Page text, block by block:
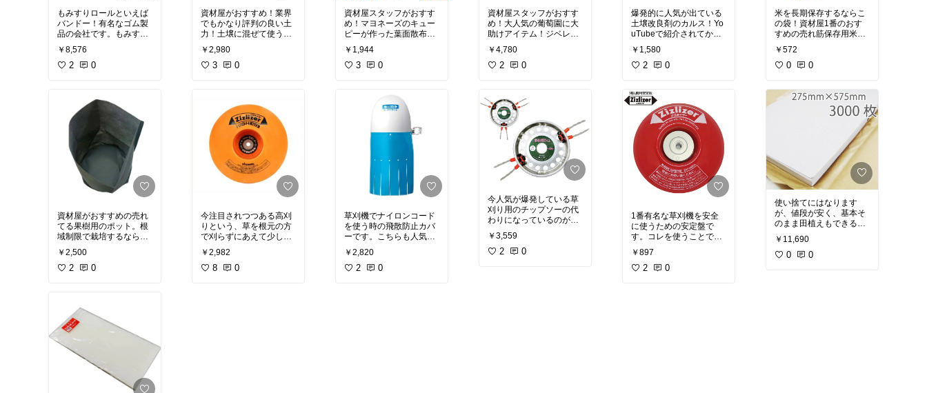
もみすりロールといえば
バンドー！有名なゴム製
品の会社です。もみすり
ロールを変える時期はよ
く見定めましょう
￥8,576
2 0
資材屋がおすすめの売れ
てる果樹用のポット。根
域制限で栽培するならコ
レ。1番売れています
￥2,500
2 0
資材屋がおすすめ！業界
でもかなり評判の良い土
力！土壌に混ぜて使うこ
とで野菜の育ちやすい土
へと時間を変えて変えて
いきます
￥2,980
3 0
今注目されつつある高刈
りという、草を根元の方
で刈らずにあえて少し高
さを残して刈る方法用の
ジズライザーです！あえ
て高さを残すことで逆に
￥2,982
8 0
資材屋スタッフがおすす
め！マヨネーズのキュー
ピーが作った葉面散布用
のカルシウム肥料です。
水で薄めて撒くだけの簡
単作業で肥料を上げられ
￥1,944
3 0
草刈機でナイロンコード
を使う時の飛散防止カバ
ーです。こちらも人気が
急上昇！どの草刈機にも
つけれて、つける位置も
自由が効いて作業効率ア
￥2,820
2 0
資材屋スタッフがおすす
め！大人気の葡萄園に大
助けアイテム！ジベレリ
ン処理などのマーカーと
してカラー別にすればど
れをいつ何回やったかを
#葡萄
#果樹園
#園芸
￥4,780
2 0
今人気が爆発している草
刈り用のチップソーの代
わりになっているのがこ
れ！草刈機にそのまま取
り付けられて低価格でナ
イロンコードなので安
￥3,559
2 0
爆発的に人気が出ている
土壌改良剤のカルス！Yo
uTubeで紹介されてから
常に手に入りにくい状態
が続いています！
￥1,580
2 0
1番有名な草刈機を安全
に使うための安定盤で
す。コレを使うことで地
面につけながら刈り払い
機を使えるため、操作が
安定しキックバックなど
￥897
2 0
米を長期保存するならこ
の袋！資材屋1番のおす
すめの売れ筋保存用米袋
です。特殊な作りでお米
を超保存
￥572
0 0
使い捨てにはなります
が、値段が安く、基本そ
のまま田植えもできるた
すめです
毎年買わなくては行けま
￥11,690
0 0